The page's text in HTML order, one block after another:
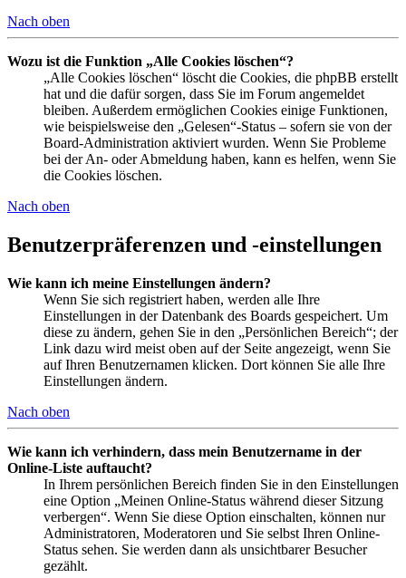
Nach oben
Wozu ist die Funktion „Alle Cookies löschen“?
„Alle Cookies löschen“ löscht die Cookies, die phpBB erstellt
hat und die dafür sorgen, dass Sie im Forum angemeldet
bleiben. Außerdem ermöglichen Cookies einige Funktionen,
wie beispielsweise den „Gelesen“-Status – sofern sie von der
Board-Administration aktiviert wurden. Wenn Sie Probleme
bei der An- oder Abmeldung haben, kann es helfen, wenn Sie
die Cookies löschen.
Nach oben
Benutzerpräferenzen und -einstellungen
Wie kann ich meine Einstellungen ändern?
Wenn Sie sich registriert haben, werden alle Ihre
Einstellungen in der Datenbank des Boards gespeichert. Um
diese zu ändern, gehen Sie in den „Persönlichen Bereich“; der
Link dazu wird meist oben auf der Seite angezeigt, wenn Sie
auf Ihren Benutzernamen klicken. Dort können Sie alle Ihre
Einstellungen ändern.
Nach oben
Wie kann ich verhindern, dass mein Benutzername in der
Online-Liste auftaucht?
In Ihrem persönlichen Bereich finden Sie in den Einstellungen
eine Option „Meinen Online-Status während dieser Sitzung
verbergen“. Wenn Sie diese Option einschalten, können nur
Administratoren, Moderatoren und Sie selbst Ihren Online-
Status sehen. Sie werden dann als unsichtbarer Besucher
gezählt.